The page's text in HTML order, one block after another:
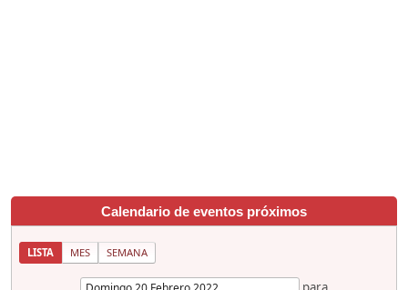
Calendario de eventos próximos
LISTA MES SEMANA